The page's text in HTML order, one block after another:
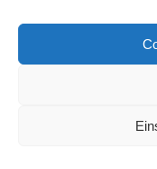
gemacht: zum
Uluwatu, zu den
An einem Tag sind